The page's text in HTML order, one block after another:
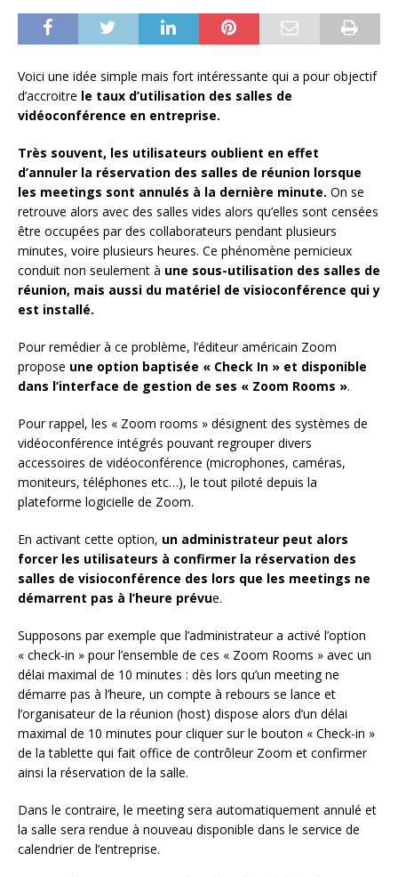
Voici une idée simple mais fort intéressante qui a pour objectif
d’accroitre le taux d’utilisation des salles de
vidéoconférence en entreprise.
Très souvent, les utilisateurs oublient en effet
d’annuler la réservation des salles de réunion lorsque
les meetings sont annulés à la dernière minute. On se
retrouve alors avec des salles vides alors qu’elles sont censées
être occupées par des collaborateurs pendant plusieurs
minutes, voire plusieurs heures. Ce phénomène pernicieux
conduit non seulement à une sous-utilisation des salles de
réunion, mais aussi du matériel de visioconférence qui y
est installé.
Pour remédier à ce problème, l’éditeur américain Zoom
propose une option baptisée « Check In » et disponible
dans l’interface de gestion de ses « Zoom Rooms ».
Pour rappel, les « Zoom rooms » désignent des systèmes de
vidéoconférence intégrés pouvant regrouper divers
accessoires de vidéoconférence (microphones, caméras,
moniteurs, téléphones etc…), le tout piloté depuis la
plateforme logicielle de Zoom.
En activant cette option, un administrateur peut alors
forcer les utilisateurs à confirmer la réservation des
salles de visioconférence des lors que les meetings ne
démarrent pas à l’heure prévue.
Supposons par exemple que l’administrateur a activé l’option
« check-in » pour l’ensemble de ces « Zoom Rooms » avec un
délai maximal de 10 minutes : dès lors qu’un meeting ne
démarre pas à l’heure, un compte à rebours se lance et
l’organisateur de la réunion (host) dispose alors d’un délai
maximal de 10 minutes pour cliquer sur le bouton « Check-in »
de la tablette qui fait office de contrôleur Zoom et confirmer
ainsi la réservation de la salle.
Dans le contraire, le meeting sera automatiquement annulé et
la salle sera rendue à nouveau disponible dans le service de
calendrier de l’entreprise.